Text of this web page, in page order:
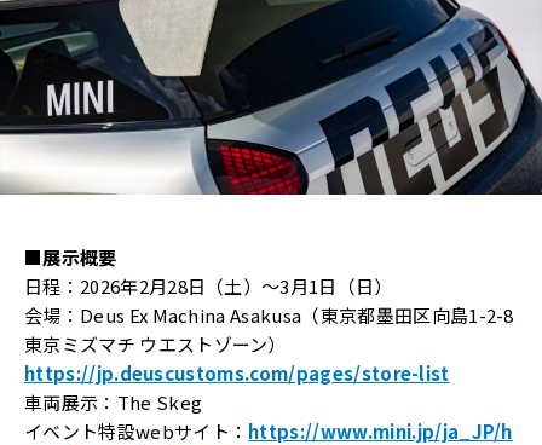
■展示概要
日程：2026年2月28日（土）～3月1日（日）
会場：Deus Ex Machina Asakusa（東京都墨田区向島1-2-8
東京ミズマチ ウエストゾーン）
https://jp.deuscustoms.com/pages/store-list
車両展示：The Skeg
イベント特設webサイト： https://www.mini.jp/ja_JP/h